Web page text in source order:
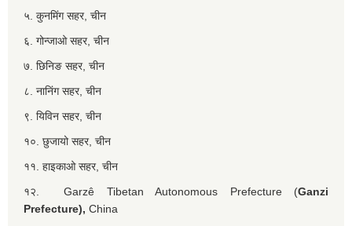
५. कुनमिंग सहर, चीन
६. गोन्जाओ सहर, चीन
७. छिनिङ सहर, चीन
८. नानिंग सहर, चीन
९. यिविन सहर, चीन
१०. छुजायो सहर, चीन
११. हाइकाओ सहर, चीन
१२. Garzê Tibetan Autonomous Prefecture (Ganzi
Prefecture), China